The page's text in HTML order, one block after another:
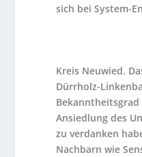
sich bei System-
Kreis Neuwied.
Dürrholz-
Ansiedlung des
zu verdanken
Nachbarn wie